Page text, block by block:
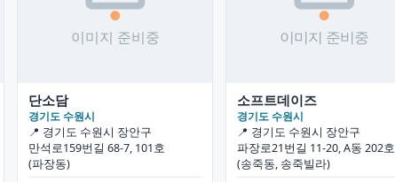
단소담
경기도 수원시
📍 경기도 수원시 장안구
만석로159번길 68-7, 101호
(파장동)
소프트데이즈
경기도 수원시
📍 경기도 수원시 장안구
파장로21번길 11-20, A동 202호
(송죽동, 송죽빌라)